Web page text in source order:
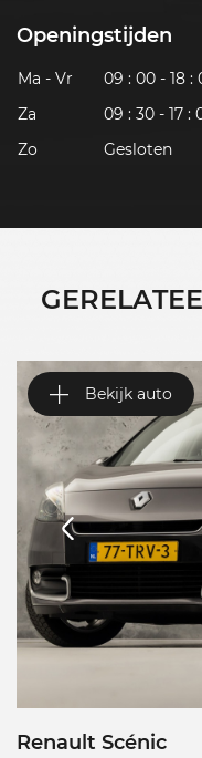
Openingstijden
Ma - Vr
09 : 00 - 18 :
Za
09 : 30 - 17 :
Zo
Gesloten
Bekijk auto
Renault Scénic